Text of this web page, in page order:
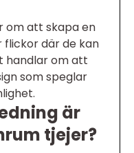
om att skapa en
flickor där de kan
handlar om att
som speglar
är
tjejer?